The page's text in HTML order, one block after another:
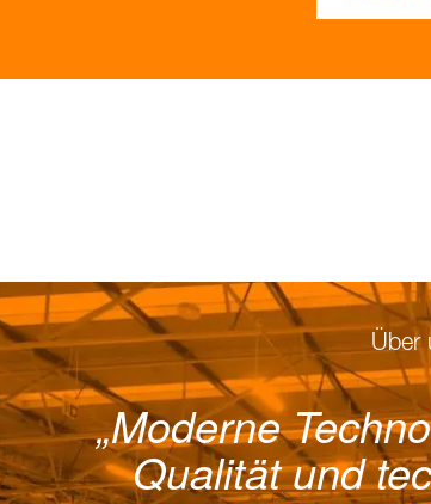
Über
Moderne
Qualität und